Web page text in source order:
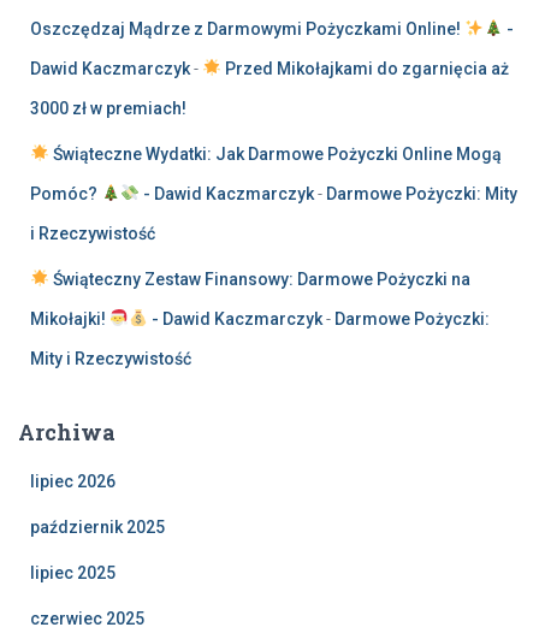
Oszczędzaj Mądrze z Darmowymi Pożyczkami Online! -
Dawid Kaczmarczyk- Przed Mikołajkami do zgarnięcia aż
3000 zł w premiach!
Świąteczne Wydatki: Jak Darmowe Pożyczki Online Mogą
Pomóc? - Dawid Kaczmarczyk- Darmowe Pożyczki: Mity
i Rzeczywistość
Świąteczny Zestaw Finansowy: Darmowe Pożyczki na
Mikołajki! - Dawid Kaczmarczyk- Darmowe Pożyczki:
Mity i Rzeczywistość
Archiwa
lipiec 2026
październik 2025
lipiec 2025
czerwiec 2025